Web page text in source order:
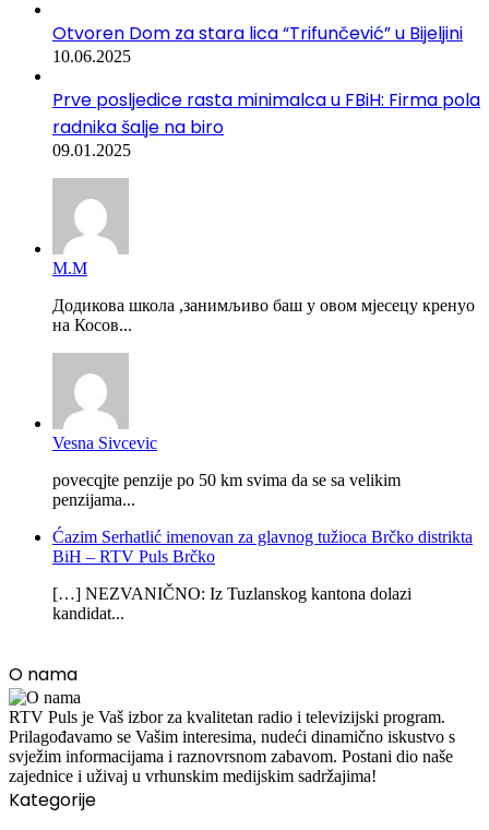
Otvoren Dom za stara lica “Trifunčević” u Bijeljini
10.06.2025
Prve posljedice rasta minimalca u FBiH: Firma pola
radnika šalje na biro
09.01.2025
М.М
Додикова школа ,занимљиво баш у овом мјесецу кренуо
на Косов...
Vesna Sivcevic
povecqjte penzije po 50 km svima da se sa velikim
penzijama...
Ćazim Serhatlić imenovan za glavnog tužioca Brčko distrikta
BiH – RTV Puls Brčko
[…] NEZVANIČNO: Iz Tuzlanskog kantona dolazi
kandidat...
O nama
RTV Puls je Vaš izbor za kvalitetan radio i televizijski program.
Prilagođavamo se Vašim interesima, nudeći dinamično iskustvo s
svježim informacijama i raznovrsnom zabavom. Postani dio naše
zajednice i uživaj u vrhunskim medijskim sadržajima!
Kategorije